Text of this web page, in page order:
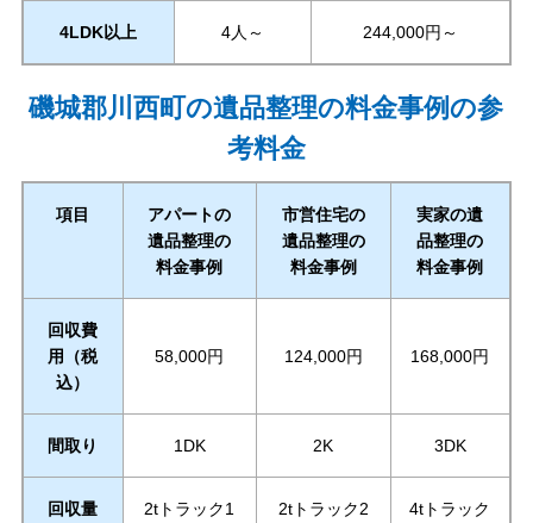
4LDK以上 4人～ 244,000円～
磯城郡川西町の遺品整理の料金事例の参
考料金
項目
アパートの
遺品整理の
料金事例
市営住宅の
遺品整理の
料金事例
実家の遺
品整理の
料金事例
回収費
用（税
込）
58,000円 124,000円 168,000円
間取り 1DK 2K 3DK
回収量
2tトラック1
2tトラック2
4tトラック